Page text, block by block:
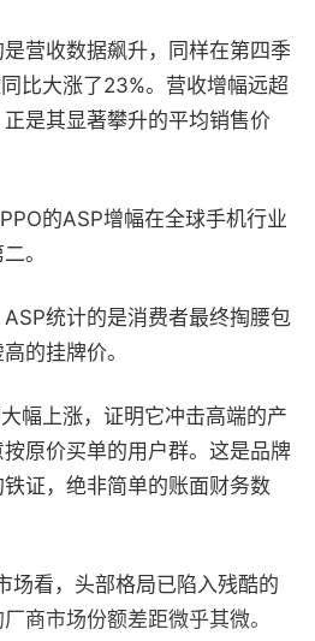
营收数据飙升，同样在第四季
比大涨了23%。营收增幅远超
是其显著攀升的平均销售价
的ASP增幅在全球手机行业
。
统计的是消费者最终掏腰包
的挂牌价。
幅上涨，证明它冲击高端的产
原价买单的用户群。这是品牌
证，绝非简单的账面财务数
场看，头部格局已陷入残酷的
商市场份额差距微乎其微。